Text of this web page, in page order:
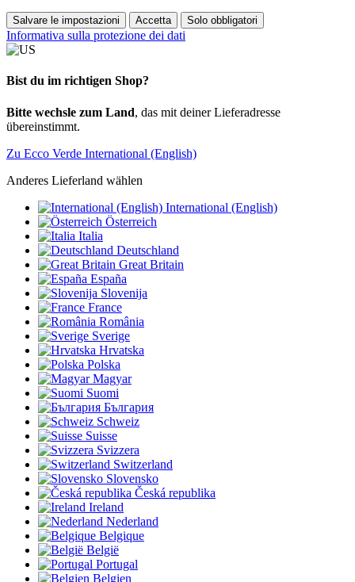
Salvare le impostazioni Accetta Solo obbligatori
Informativa sulla protezione dei dati
Bist du im richtigen Shop?
Bitte wechsle zum Land, das mit deiner Lieferadresse
übereinstimmt.
Zu Ecco Verde International (English)
Anderes Lieferland wählen
International (English)
Österreich
Italia
Deutschland
Great Britain
España
Slovenija
France
România
Sverige
Hrvatska
Polska
Magyar
Suomi
България
Schweiz
Suisse
Svizzera
Switzerland
Slovensko
Česká republika
Ireland
Nederland
Belgique
België
Portugal
Belgien